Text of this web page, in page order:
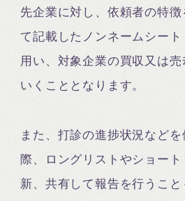
先企業に対し、依頼者の特
て記載したノンネームシー
用い、対象企業の買収又は
いくこととなります。
また、打診の進捗状況など
際、ロングリストやショー
新、共有して報告を行うこと